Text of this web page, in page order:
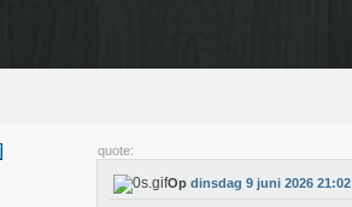
quote:
Op dinsdag 9 juni 2026 21:02